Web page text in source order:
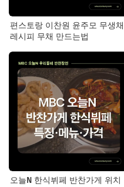
편스토랑 이찬원 윤주모 무생채
레시피 무채 만드는법
오늘N 한식뷔페 반찬가게 위치